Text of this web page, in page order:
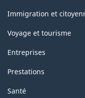
sujets
Immigration et
Voyage et tourisme
Entreprises
Prestations
Santé